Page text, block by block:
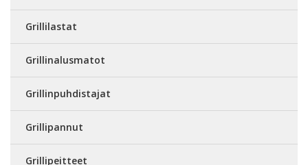
Grillilastat
Grillinalusmatot
Grillinpuhdistajat
Grillipannut
Grillipeitteet